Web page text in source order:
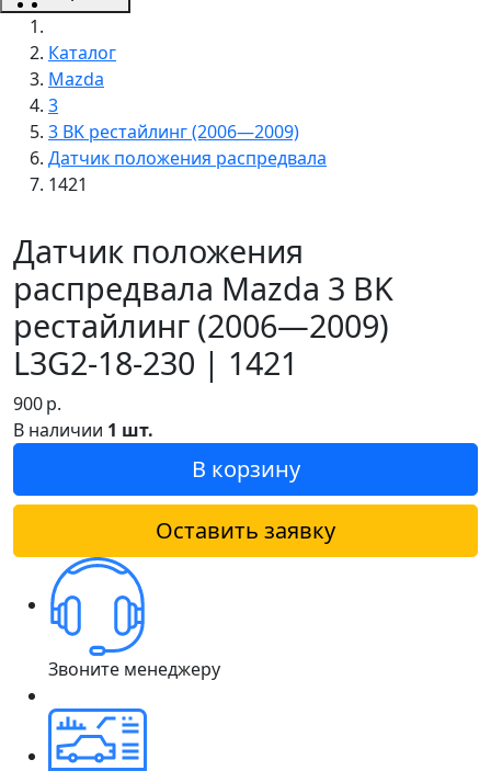
Каталог
Mazda
3
3 BK рестайлинг (2006—2009)
Датчик положения распредвала
1421
Датчик положения
распредвала Mazda 3 BK
рестайлинг (2006—2009)
L3G2-18-230 | 1421
900р.
В наличии 1 шт.
В корзину
Оставить заявку
Звоните менеджеру